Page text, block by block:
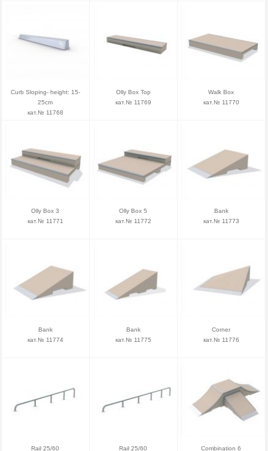
Curb Sloping- height: 15-
25cm
кат.№ 11768
Olly Box Top
кат.№ 11769
Walk Box
кат.№ 11770
Olly Box 3
кат.№ 11771
Olly Box 5
кат.№ 11772
Bank
кат.№ 11773
Bank
кат.№ 11774
Bank
кат.№ 11775
Corner
кат.№ 11776
Rail 25/60
Rail 25/60
Combination 6